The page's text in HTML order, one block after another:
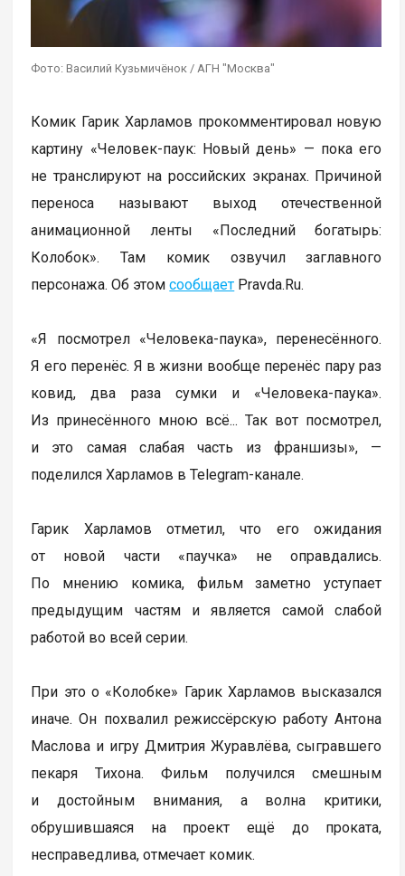
Фото: Василий Кузьмичёнок / АГН "Москва"
Комик Гарик Харламов прокомментировал новую
картину «Человек-паук: Новый день» — пока его
не транслируют на российских экранах. Причиной
переноса называют выход отечественной
анимационной ленты «Последний богатырь:
Колобок». Там комик озвучил заглавного
персонажа. Об этомсообщает Pravda.Ru.
«Я посмотрел «Человека-паука», перенесённого.
Я его перенёс. Я в жизни вообще перенёс пару раз
ковид, два раза сумки и «Человека-паука».
Из принесённого мною всё... Так вот посмотрел,
и это самая слабая часть из франшизы», —
поделился Харламов в Telegram-канале.
Гарик Харламов отметил, что его ожидания
от новой части «паучка» не оправдались.
По мнению комика, фильм заметно уступает
предыдущим частям и является самой слабой
работой во всей серии.
При это о «Колобке» Гарик Харламов высказался
иначе. Он похвалил режиссёрскую работу Антона
Маслова и игру Дмитрия Журавлёва, сыгравшего
пекаря Тихона. Фильм получился смешным
и достойным внимания, а волна критики,
обрушившаяся на проект ещё до проката,
несправедлива, отмечает комик.